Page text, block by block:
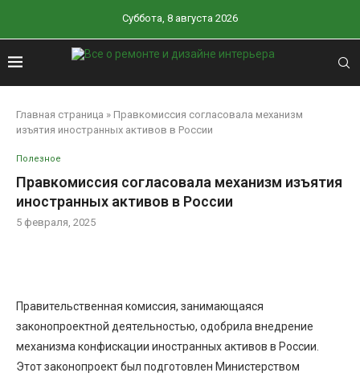
Суббота, 8 августа 2026
Главная страница » Правкомиссия согласовала механизм
изъятия иностранных активов в России
Полезное
Правкомиссия согласовала механизм изъятия
иностранных активов в России
5 февраля, 2025
Правительственная комиссия, занимающаяся
законопроектной деятельностью, одобрила внедрение
механизма конфискации иностранных активов в России.
Этот законопроект был подготовлен Министерством